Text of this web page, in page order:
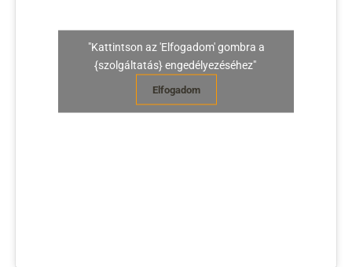
"Kattintson az 'Elfogadom' gombra a
{szolgáltatás} engedélyezéséhez"
Elfogadom